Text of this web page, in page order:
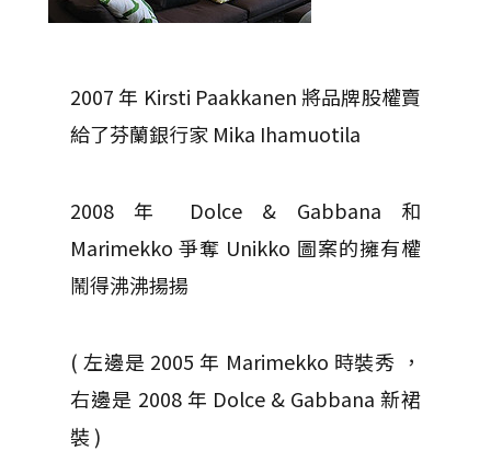
2007 年 Kirsti Paakkanen 將品牌股權賣
給了芬蘭銀行家 Mika Ihamuotila
2008 年 Dolce & Gabbana 和
Marimekko 爭奪 Unikko 圖案的擁有權
鬧得沸沸揚揚
( 左邊是 2005 年 Marimekko 時裝秀 ，
右邊是 2008 年 Dolce & Gabbana 新裙
裝 )